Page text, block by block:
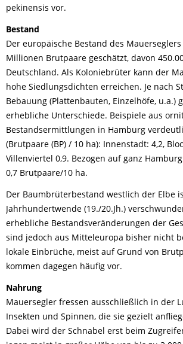
pekinensis vor.
Bestand
Der europäische Bestand des
Millionen Brutpaare geschätzt, davon
Deutschland. Als Koloniebrüter kann der
hohe Siedlungsdichten erreichen. Je nach
Bebauung (Plattenbauten, Einzelhöfe, u.a.)
erhebliche Unterschiede. Beispiele aus
Bestandsermittlungen in Hamburg
(Brutpaare (BP) / 10 ha): Innenstadt: 4,2,
Villenviertel 0,9. Bezogen auf ganz
0,7 Brutpaare/10 ha.
Der Baumbrüterbestand westlich der Elbe
Jahrhundertwende (19./20.Jh.)
erhebliche Bestandsveränderungen der
sind jedoch aus Mitteleuropa bisher nicht
lokale Einbrüche, meist auf Grund von
kommen dagegen häufig vor.
Nahrung
Mauersegler fressen ausschließlich in der
Insekten und Spinnen, die sie gezielt
Dabei wird der Schnabel erst beim